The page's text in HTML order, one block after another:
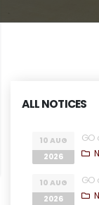
ALL NOTICES
10 AUG
2026
GO
10 AUG
2026
GO